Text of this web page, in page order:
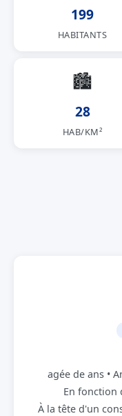
199
HABITANTS
🏙
28
HAB/KM²
agée de ans •
En
À la tête d'un